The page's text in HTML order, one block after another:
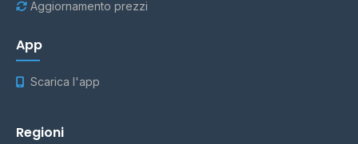
Aggiornamento prezzi
App
Scarica l'app
Regioni